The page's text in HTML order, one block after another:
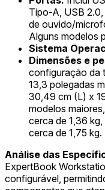
Tipo-A, USB
de ouvido/
Alguns modelos
Sistema
Dimensões e
configuração da
13,3 polegadas
30,49 cm (L) x
modelos
cerca de 1,36
cerca de 1,75 kg.
Análise das
ExpertBook
configurável,